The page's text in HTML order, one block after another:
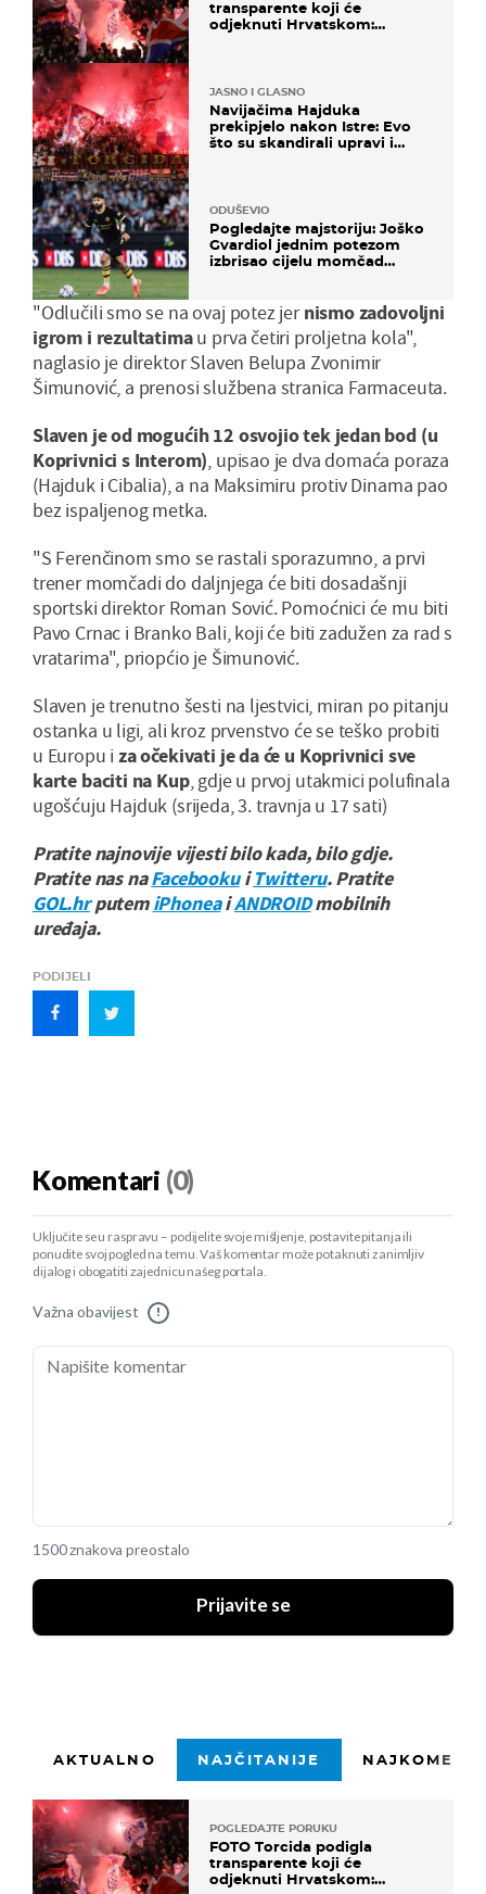
transparente koji će
odjeknuti Hrvatskom:
JASNO I GLASNO
Navijačima Hajduka
prekipjelo nakon Istre: Evo
što su skandirali upravi i
ODUŠEVIO
Pogledajte majstoriju: Joško
Gvardiol jednim potezom
izbrisao cijelu momčad
"Odlučili smo se na ovaj potez jernismo zadovoljni
igrom i rezultatimau prva četiri proljetna kola",
naglasio je direktor Slaven Belupa Zvonimir
Šimunović, a prenosi službena stranica Farmaceuta.
Slaven je od mogućih 12 osvojio tek jedan bod (u
Koprivnici s Interom), upisao je dva domaća poraza
(Hajduk i Cibalia), a na Maksimiru protiv Dinama pao
bez ispaljenog metka.
"S Ferenčinom smo se rastali sporazumno, a prvi
trener momčadi do daljnjega će biti dosadašnji
sportski direktor Roman Sović. Pomoćnici će mu biti
Pavo Crnac i Branko Bali, koji će biti zadužen za rad s
vratarima", priopćio je Šimunović.
Slaven je trenutno šesti na ljestvici, miran po pitanju
ostanka u ligi, ali kroz prvenstvo će se teško probiti
u Europu iza očekivati je da će u Koprivnici sve
karte baciti na Kup, gdje u prvoj utakmici polufinala
ugošćuju Hajduk (srijeda, 3. travnja u 17 sati)
Pratite najnovije vijesti bilo kada, bilo gdje.
Pratite nas naFacebookuiTwitteru. Pratite
GOL.hrputemiPhoneaiANDROIDmobilnih
uređaja.
PODIJELI
Komentari (0)
Uključite se u raspravu – podijelite svoje mišljenje, postavite pitanja ili
ponudite svoj pogled na temu. Vaš komentar može potaknuti zanimljiv
dijalog i obogatiti zajednicu našeg portala.
Važna obavijest !
1500 znakova preostalo
Prijavite se
AKTUALNO NAJČITANIJE
POGLEDAJTE PORUKU
FOTO Torcida podigla
transparente koji će
odjeknuti Hrvatskom: